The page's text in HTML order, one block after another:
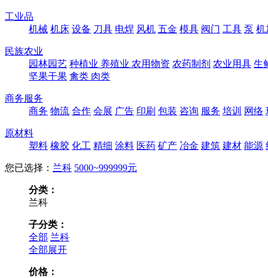
工业品
机械 机床 设备 刀具 电焊 风机 五金 模具 阀门 工具 泵 机
民族农业
园林园艺 种植业 养殖业 农用物资 农药制剂 农业用具 生
坚果干果 禽类 肉类
商务服务
商务 物流 合作 会展 广告 印刷 包装 咨询 服务 培训 网络
原材料
塑料 橡胶 化工 精细 涂料 医药 矿产 冶金 建筑 建材 能源
您已选择： 兰科 5000~999999元
分类：
兰科
子分类：
全部 兰科
全部展开
价格：